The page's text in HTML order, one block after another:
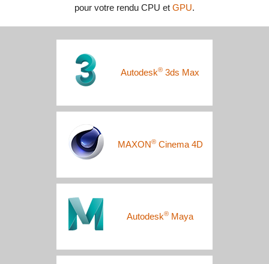
pour votre rendu CPU et GPU.
Autodesk® 3ds Max
MAXON®Cinema 4D
Autodesk® Maya